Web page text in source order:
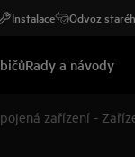
Instalace Odvoz
Rady a návody
zařízení -